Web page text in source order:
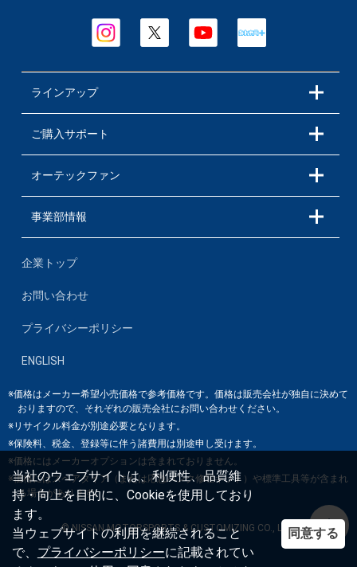
当社のウェブサイトは、利便性、品質維
持・向上を目的に、Cookieを使用しており
ます。
当ウェブサイトの利用を継続されること
で、 プライバシーポリシーに記載されてい
同意する
ラインアップ
ご購入サポート
オーテックファン
事業部情報
企業トップ
お問い合わせ
プライバシーポリシー
ENGLISH
※価格はメーカー希望小売価格で参考価格です。価格は販売会社が独自に決めて
おりますので、それぞれの販売会社にお問い合わせください。
※リサイクル料金が別途必要となります。
※保険料、税金、登録等に伴う諸費用は別途申し受けます。
※価格にはメーカーオプションは含まれておりません。
※価格にはスペアタイア（または応急パンク修理キット）や標準工具等が含まれ
る場合があります。
© NISSAN MOTORSPORTS & CUSTOMIZING CO., LTD.